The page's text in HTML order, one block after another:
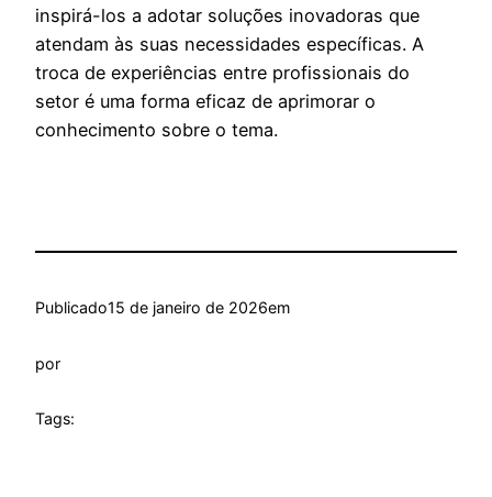
inspirá-los a adotar soluções inovadoras que
atendam às suas necessidades específicas. A
troca de experiências entre profissionais do
setor é uma forma eficaz de aprimorar o
conhecimento sobre o tema.
Publicado15 de janeiro de 2026em
por
Tags: